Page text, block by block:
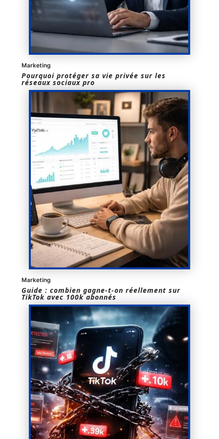
Marketing
Pourquoi protéger sa vie privée sur les
réseaux sociaux pro
Marketing
Guide : combien gagne-t-on réellement sur
TikTok avec 100k abonnés